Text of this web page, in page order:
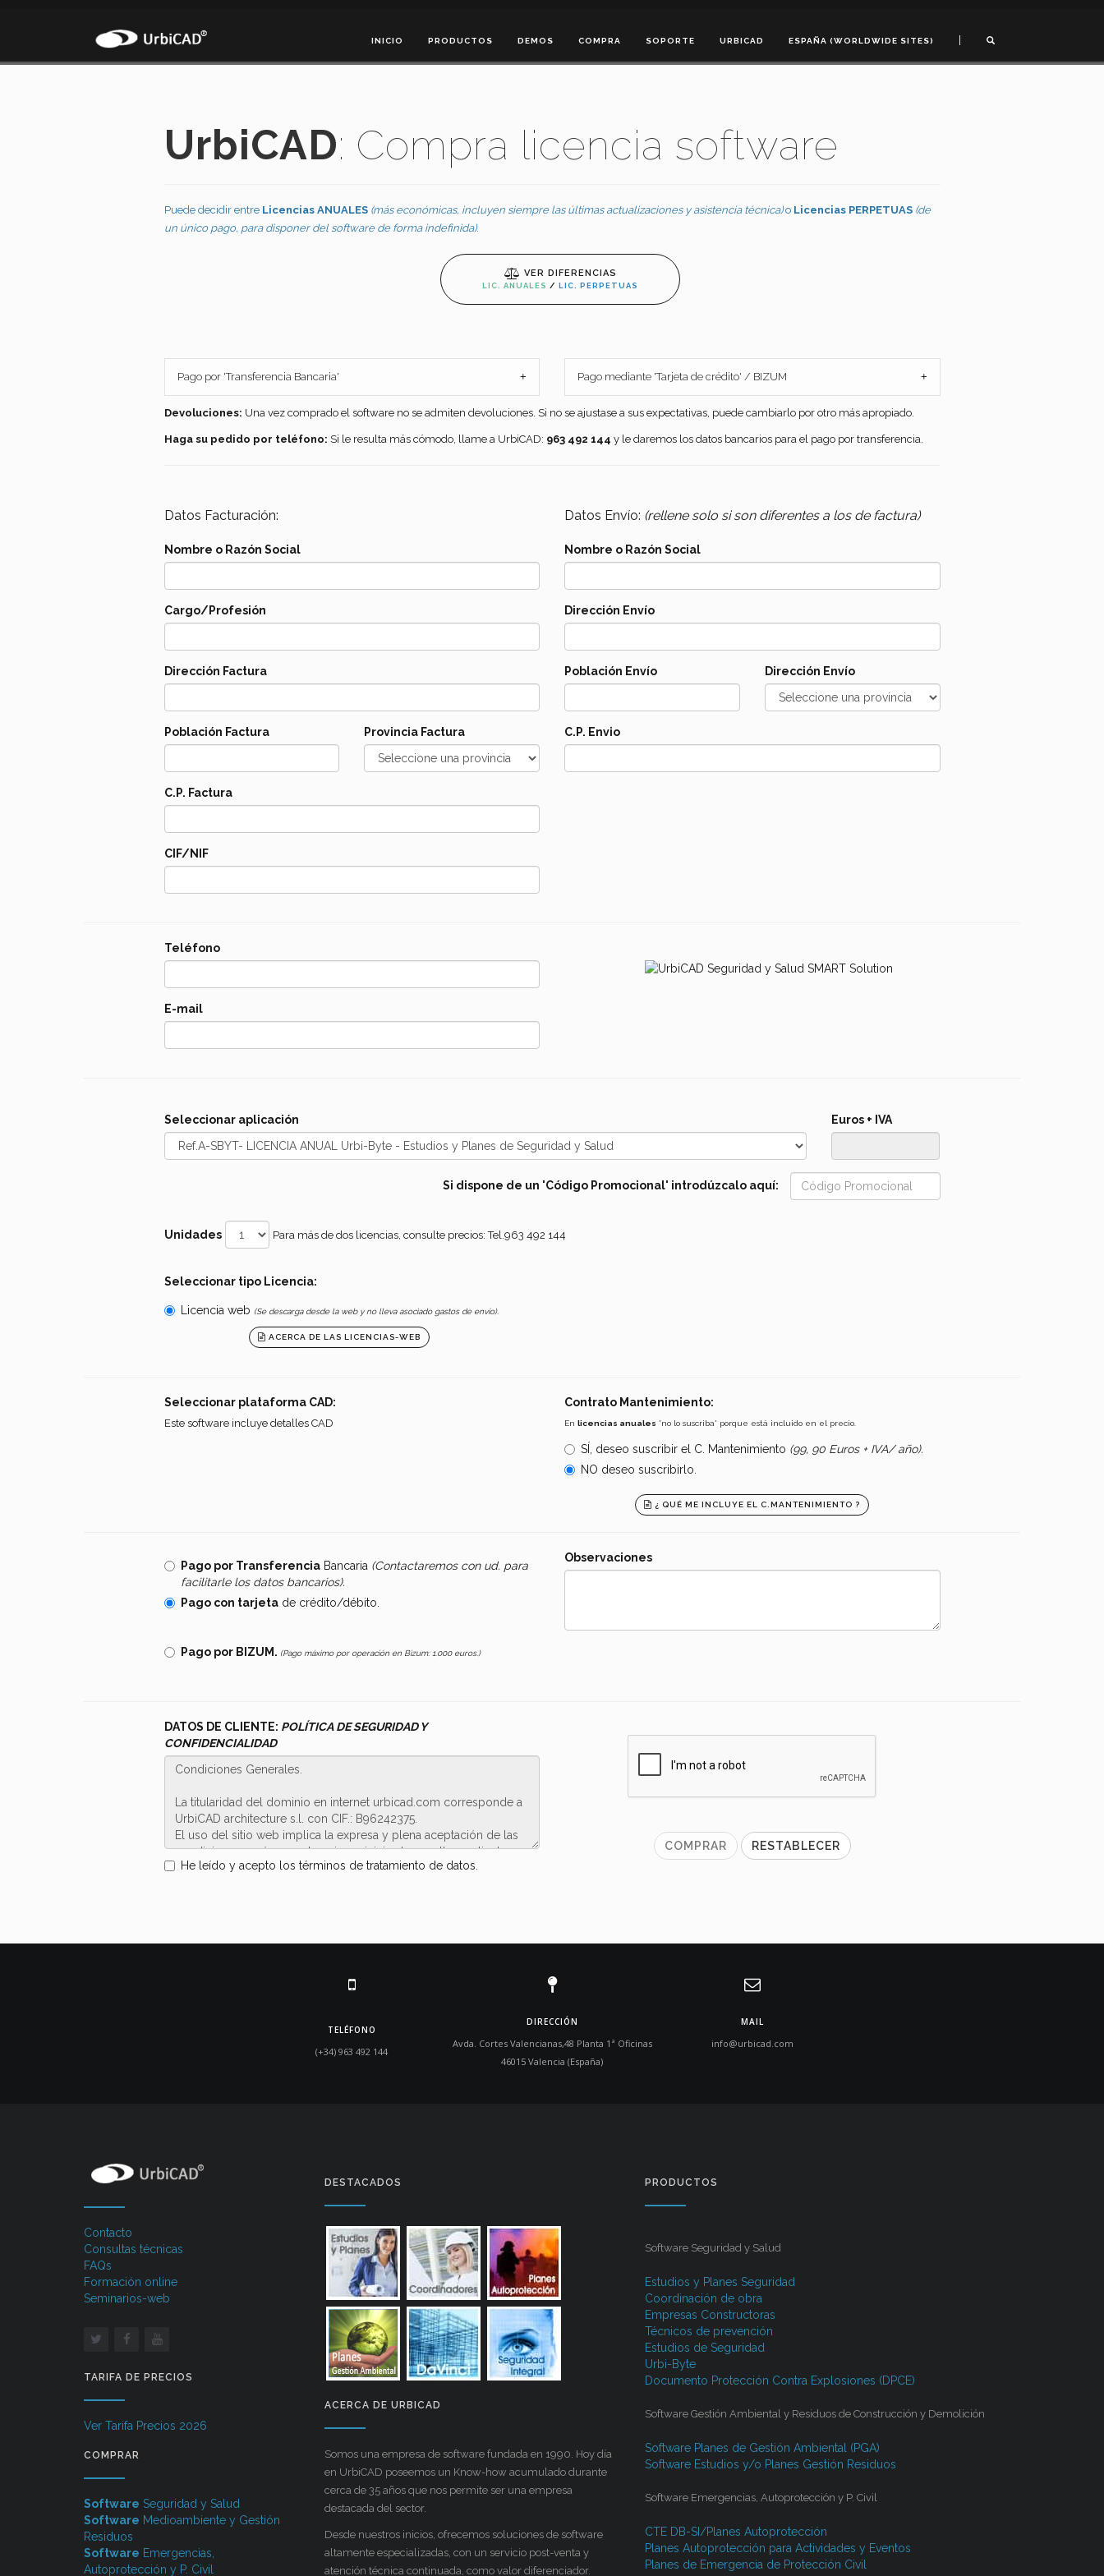
INICIO PRODUCTOS DEMOS COMPRA SOPORTE URBICAD ESPAÑA (WORLDWIDE SITES)
UrbiCAD: Compra licencia software
Puede decidir entre Licencias ANUALES (más económicas, incluyen siempre las últimas actualizaciones y asistencia técnica)o Licencias PERPETUAS (de
un único pago, para disponer del software de forma indefinida).
VER DIFERENCIAS
LIC. ANUALES / LIC. PERPETUAS
Pago por 'Transferencia Bancaria' + Pago mediante 'Tarjeta de crédito' / BIZUM +
Devoluciones: Una vez comprado el software no se admiten devoluciones. Si no se ajustase a sus expectativas, puede cambiarlo por otro más apropiado.
Haga su pedido por teléfono: Si le resulta más cómodo, llame a UrbiCAD: 963 492 144 y le daremos los datos bancarios para el pago por transferencia.
Datos Facturación:
Nombre o Razón Social
Cargo/Profesión
Dirección Factura
Población Factura Provincia Factura
C.P. Factura
CIF/NIF
Datos Envío: (rellene solo si son diferentes a los de factura)
Nombre o Razón Social
Dirección Envío
Población Envío Dirección Envío
C.P. Envio
Teléfono
E-mail
Seleccionar aplicación Euros + IVA
Si dispone de un 'Código Promocional' introdúzcalo aquí:
Unidades Para más de dos licencias, consulte precios: Tel.963 492 144
Seleccionar tipo Licencia:
Licencia web (Se descarga desde la web y no lleva asociado gastos de envío).
ACERCA DE LAS LICENCIAS-WEB
Seleccionar plataforma CAD:
Este software incluye detalles CAD
Contrato Mantenimiento:
En licencias anuales 'no lo suscriba' porque está incluido en el precio.
SÍ, deseo suscribir el C. Mantenimiento (99, 90 Euros + IVA/ año).
NO deseo suscribirlo.
¿ QUÉ ME INCLUYE EL C.MANTENIMIENTO ?
Pago por TransferenciaBancaria (Contactaremos con ud. para
facilitarle los datos bancarios).
Pago con tarjetade crédito/débito.
Pago por BIZUM. (Pago máximo por operación en Bizum: 1.000 euros.)
Observaciones
DATOS DE CLIENTE: POLÍTICA DE SEGURIDAD Y
CONFIDENCIALIDAD
He leído y acepto los términos de tratamiento de datos.
TELÉFONO
(+34) 963 492 144
DIRECCIÓN
Avda. Cortes Valencianas,48 Planta 1ª Oficinas
46015 Valencia (España)
MAIL
info@urbicad.com
Contacto
Consultas técnicas
FAQs
Formación online
Seminarios-web
TARIFA DE PRECIOS
Ver Tarifa Precios 2026
COMPRAR
Software Seguridad y Salud
Software Medioambiente y Gestión
Residuos
Software Emergencias,
Autoprotección y P. Civil
DESTACADOS
ACERCA DE URBICAD
Somos una empresa de software fundada en 1990. Hoy día
en UrbiCAD poseemos un Know-how acumulado durante
cerca de 35 años que nos permite ser una empresa
destacada del sector.
Desde nuestros inicios, ofrecemos soluciones de software
altamente especializadas, con un servicio post-venta y
atención técnica continuada, como valor diferenciador.
PRODUCTOS
Software Seguridad y Salud
Estudios y Planes Seguridad
Coordinación de obra
Empresas Constructoras
Técnicos de prevención
Estudios de Seguridad
Urbi-Byte
Documento Protección Contra Explosiones (DPCE)
Software Gestión Ambiental y Residuos de Construcción y Demolición
Software Planes de Gestión Ambiental (PGA)
Software Estudios y/o Planes Gestión Residuos
Software Emergencias, Autoprotección y P. Civil
CTE DB-SI/Planes Autoprotección
Planes Autoprotección para Actividades y Eventos
Planes de Emergencia de Protección Civil